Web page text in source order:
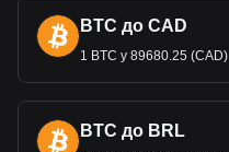
BTC до CAD
1 BTC у 89680.25 (CAD)
BTC до BRL